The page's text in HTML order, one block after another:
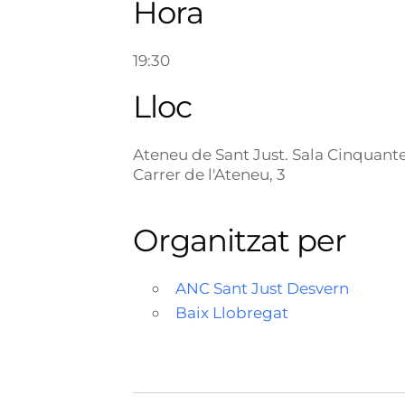
Hora
19:30
Lloc
Ateneu de Sant Just. Sala
Carrer de l'Ateneu, 3
Organitzat per
ANC Sant Just Desvern
Baix Llobregat